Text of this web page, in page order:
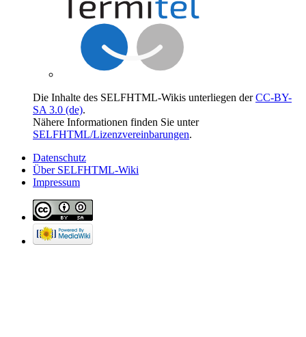
Die Inhalte des SELFHTML-Wikis unterliegen derCC-BY-
SA 3.0 (de).
Nähere Informationen finden Sie unter
SELFHTML/Lizenzvereinbarungen.
Datenschutz
Über SELFHTML-Wiki
Impressum